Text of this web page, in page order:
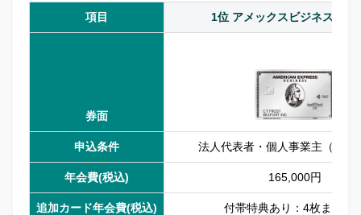
項目 1位 アメックスビジネスプラ
券面
申込条件 法人代表者・個人事業主（20歳
年会費(税込) 165,000円
追加カード年会費(税込)
付帯特典あり：4枚まで無